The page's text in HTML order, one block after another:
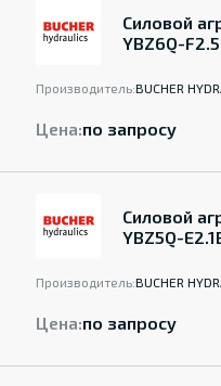
Силовой
YBZ6Q-
Производитель:BUCHER
Цена:по запросу
Силовой
YBZ5Q-
Производитель:BUCHER
Цена:по запросу